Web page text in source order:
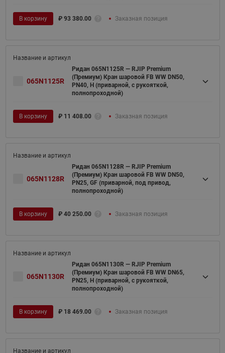
В корзину ₽ 93 380.00 Заказная позиция
065N1125R
Ридан 065N1125R — RJIP Premium
(Премиум) Кран шаровой FB WW DN50,
PN40, H (приварной, с рукояткой,
полнопроходной)
В корзину ₽ 11 408.00 Заказная позиция
065N1128R
Ридан 065N1128R — RJIP Premium
(Премиум) Кран шаровой FB WW DN50,
PN25, GF (приварной, под привод,
полнопроходной)
В корзину ₽ 40 250.00 Заказная позиция
065N1130R
Ридан 065N1130R — RJIP Premium
(Премиум) Кран шаровой FB WW DN65,
PN25, H (приварной, с рукояткой,
полнопроходной)
В корзину ₽ 18 469.00 Заказная позиция